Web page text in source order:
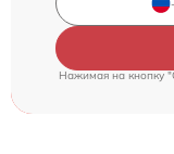
Нажимая на кнопку